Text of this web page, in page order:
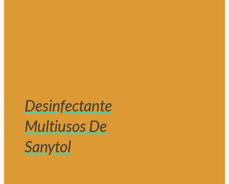
Desinfectante
Multiusos De
Sanytol